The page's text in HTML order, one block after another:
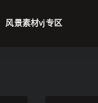
风景素材vj专区